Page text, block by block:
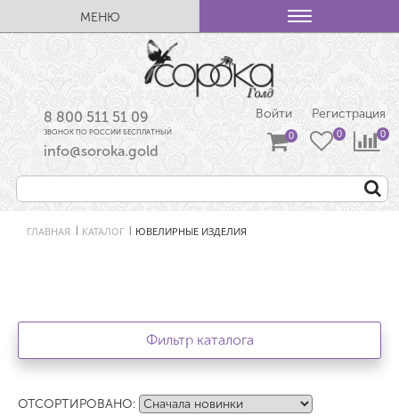
МЕНЮ
8 800 511 51 09
ЗВОНОК ПО РОССИИ БЕСПЛАТНЫЙ
info@soroka.gold
Войти Регистрация
ГЛАВНАЯ КАТАЛОГ ЮВЕЛИРНЫЕ ИЗДЕЛИЯ
Фильтр каталога
ОТСОРТИРОВАНО: